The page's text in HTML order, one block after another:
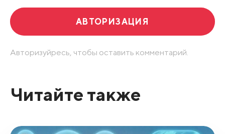
АВТОРИЗАЦИЯ
Авторизуйресь, чтобы оставить комментарий.
Читайте также